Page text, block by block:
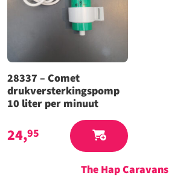
28337 – Comet
drukversterkingspomp
10 liter per minuut
24,95
The Hap Caravans